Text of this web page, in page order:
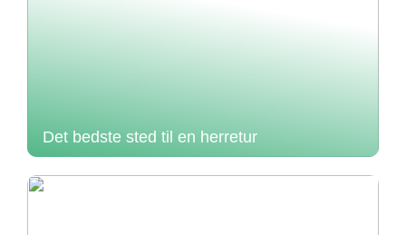
Det bedste sted til en herretur